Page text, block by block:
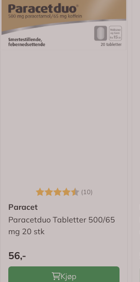
Karakter: (10)
Paracet
Paracetduo Tabletter 500/65
mg 20 stk
56,-
Kjøp